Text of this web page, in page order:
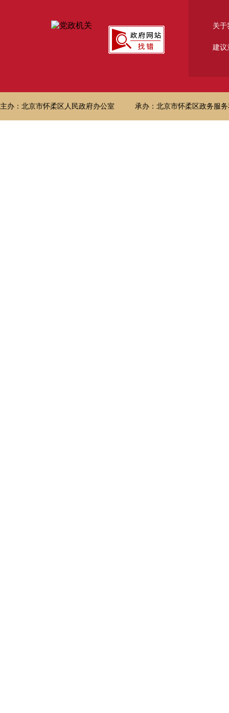
关于
建议
主办：北京市怀柔区人民政府办公室 承办：北京市怀柔区政务服